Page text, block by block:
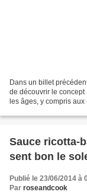
Dans un billet
de découvrir le
les âges, y compris
Sauce ricotta-
sent bon le
Publié le 23/06/2014 à
Par roseandcook